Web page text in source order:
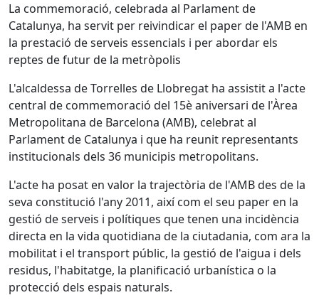
La commemoració, celebrada al Parlament de
Catalunya, ha servit per reivindicar el paper de l'AMB en
la prestació de serveis essencials i per abordar els
reptes de futur de la metròpolis
L'alcaldessa de Torrelles de Llobregat ha assistit a l'acte
central de commemoració del 15è aniversari de l'Àrea
Metropolitana de Barcelona (AMB), celebrat al
Parlament de Catalunya i que ha reunit representants
institucionals dels 36 municipis metropolitans.
L'acte ha posat en valor la trajectòria de l'AMB des de la
seva constitució l'any 2011, així com el seu paper en la
gestió de serveis i polítiques que tenen una incidència
directa en la vida quotidiana de la ciutadania, com ara la
mobilitat i el transport públic, la gestió de l'aigua i dels
residus, l'habitatge, la planificació urbanística o la
protecció dels espais naturals.